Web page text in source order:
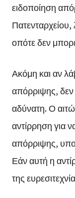
ειδοποίηση
Πατενταρχείου,
οπότε δεν
Ακόμη και αν
απόρριψης, δεν
αδύνατη. Ο
αντίρρηση για
απόρριψης,
Εάν αυτή η
της